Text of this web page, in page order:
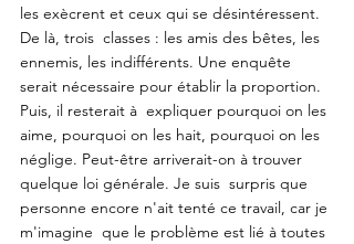
les exècrent et ceux qui se désintéressent.
De là, trois  classes : les amis des bêtes, les
ennemis, les indifférents. Une enquête
serait nécessaire pour établir la proportion.
Puis, il resterait à  expliquer pourquoi on les
aime, pourquoi on les hait, pourquoi on les
néglige. Peut-être arriverait-on à trouver
quelque loi générale. Je suis  surpris que
personne encore n'ait tenté ce travail, car je
m'imagine  que le problème est lié à toutes